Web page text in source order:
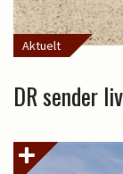
Aktuelt
DR sender